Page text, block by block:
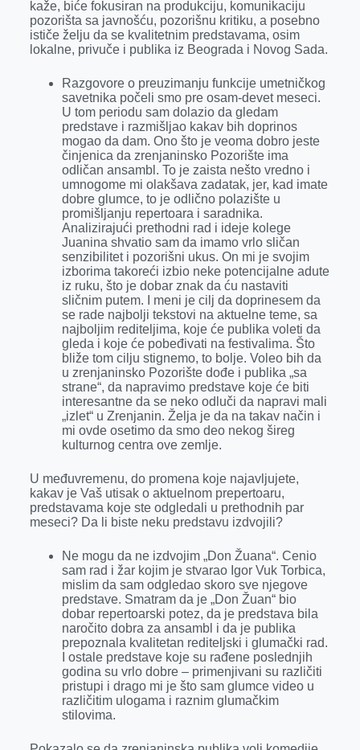
kaže, biće fokusiran na produkciju, komunikaciju
pozorišta sa javnošću, pozorišnu kritiku, a posebno
ističe želju da se kvalitetnim predstavama, osim
lokalne, privuče i publika iz Beograda i Novog Sada.
Razgovore o preuzimanju funkcije umetničkog
savetnika počeli smo pre osam-devet meseci.
U tom periodu sam dolazio da gledam
predstave i razmišljao kakav bih doprinos
mogao da dam. Ono što je veoma dobro jeste
činjenica da zrenjaninsko Pozorište ima
odličan ansambl. To je zaista nešto vredno i
umnogome mi olakšava zadatak, jer, kad imate
dobre glumce, to je odlično polazište u
promišljanju repertoara i saradnika.
Analizirajući prethodni rad i ideje kolege
Juanina shvatio sam da imamo vrlo sličan
senzibilitet i pozorišni ukus. On mi je svojim
izborima takoreći izbio neke potencijalne adute
iz ruku, što je dobar znak da ću nastaviti
sličnim putem. I meni je cilj da doprinesem da
se rade najbolji tekstovi na aktuelne teme, sa
najboljim rediteljima, koje će publika voleti da
gleda i koje će pobeđivati na festivalima. Što
bliže tom cilju stignemo, to bolje. Voleo bih da
u zrenjaninsko Pozorište dođe i publika „sa
strane“, da napravimo predstave koje će biti
interesantne da se neko odluči da napravi mali
„izlet“ u Zrenjanin. Želja je da na takav način i
mi ovde osetimo da smo deo nekog šireg
kulturnog centra ove zemlje.
U međuvremenu, do promena koje najavljujete,
kakav je Vaš utisak o aktuelnom prepertoaru,
predstavama koje ste odgledali u prethodnih par
meseci? Da li biste neku predstavu izdvojili?
Ne mogu da ne izdvojim „Don Žuana“. Cenio
sam rad i žar kojim je stvarao Igor Vuk Torbica,
mislim da sam odgledao skoro sve njegove
predstave. Smatram da je „Don Žuan“ bio
dobar repertoarski potez, da je predstava bila
naročito dobra za ansambl i da je publika
prepoznala kvalitetan rediteljski i glumački rad.
I ostale predstave koje su rađene poslednjih
godina su vrlo dobre – primenjivani su različiti
pristupi i drago mi je što sam glumce video u
različitim ulogama i raznim glumačkim
stilovima.